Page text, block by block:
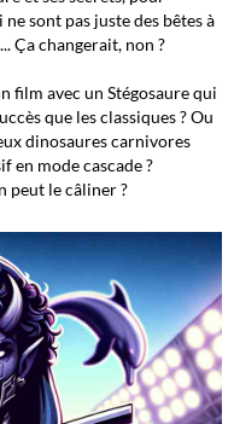
sont pas juste des bêtes à
Ça changerait, non ?
film avec un Stégosaure qui
que les classiques ? Ou
dinosaures carnivores
en mode cascade ?
peut le câliner ?